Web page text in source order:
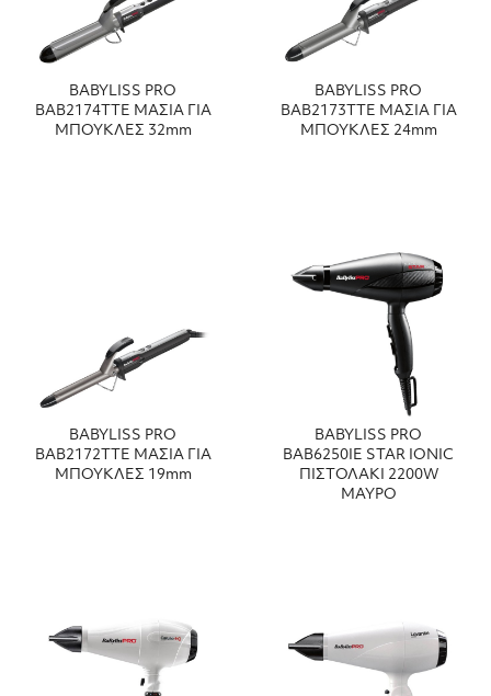
BABYLISS PRO
BAB2174TTE ΜΑΣΙΑ ΓΙΑ
ΜΠΟΥΚΛΕΣ 32mm
BABYLISS PRO
BAB2173TTE ΜΑΣΙΑ ΓΙΑ
ΜΠΟΥΚΛΕΣ 24mm
BABYLISS PRO
BAB2172TTE ΜΑΣΙΑ ΓΙΑ
ΜΠΟΥΚΛΕΣ 19mm
BABYLISS PRO
BAB6250IE STAR IONIC
ΠΙΣΤΟΛΑΚΙ 2200W
ΜΑΥΡΟ